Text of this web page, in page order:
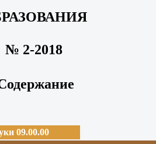
№ 2-2018
09.00.00